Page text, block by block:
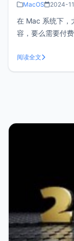
MacOS 2024-
在 Mac 系统下，
容，要么需要付
MacZip（原名
强大的免费解压
阅读全文